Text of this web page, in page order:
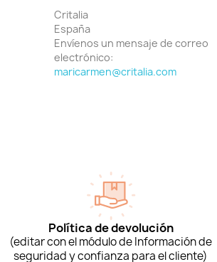
Critalia
España
Envíenos un mensaje de correo
electrónico:
maricarmen@critalia.com
Política de devolución
(editar con el módulo de Información de
seguridad y confianza para el cliente)